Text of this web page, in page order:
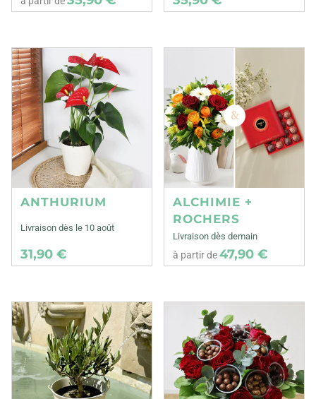
ANTHURIUM
Livraison dès le 10 août
31,90 €
ALCHIMIE +
ROCHERS
Livraison dès demain
à partir de47,90 €